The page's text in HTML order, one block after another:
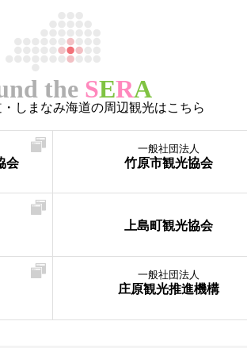
the SERA
しまなみ海道の周辺観光はこちら
会
一般社団法人
竹原市観光協会
上島町観光協会
一般社団法人
庄原観光推進機構